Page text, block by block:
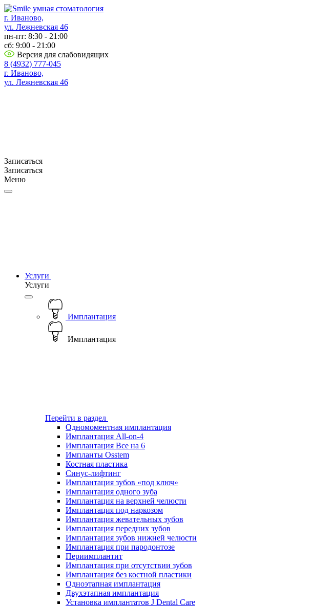
г. Иваново,
ул. Лежневская 46
пн-пт: 8:30 - 21:00
сб: 9:00 - 21:00
Версия для слабовидящих
8 (4932) 777-045
г. Иваново,
ул. Лежневская 46
Записаться
Записаться
Меню
Услуги
Услуги
Имплантация
Имплантация
Перейти в раздел
Одномоментная имплантация
Имплантация All-on-4
Имплантация Все на 6
Импланты Osstem
Костная пластика
Синус-лифтинг
Имплантация зубов «под ключ»
Имплантация одного зуба
Имплантация на верхней челюсти
Имплантация под наркозом
Имплантация жевательных зубов
Имплантация передних зубов
Имплантация зубов нижней челюсти
Имплантация при пародонтозе
Периимплантит
Имплантация при отсутствии зубов
Имплантация без костной пластики
Одноэтапная имплантация
Двухэтапная имплантация
Установка имплантатов J Dental Care